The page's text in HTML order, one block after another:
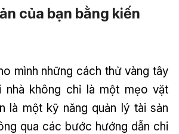
của bạn bằng kiến
mình những cách thử vàng tây
nhà không chỉ là một mẹo vặt
là một kỹ năng quản lý tài sản
qua các bước hướng dẫn chi